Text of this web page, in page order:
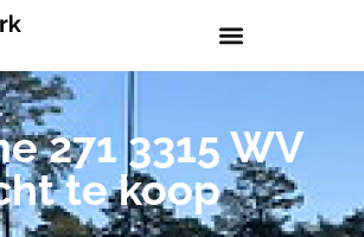
271 3315 WV
te koop